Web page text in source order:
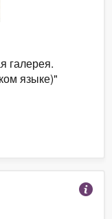
галерея.
языке)"